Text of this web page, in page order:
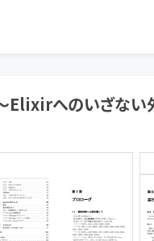
Elixirへのいざない